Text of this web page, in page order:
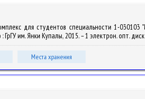
для студентов специальности 1-
ГрГУ им. Янки Купалы, 2015. – 1 электрон. опт.
Места хранения